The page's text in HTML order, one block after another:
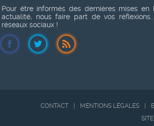
Pour être informés des dernières mises en
actualité, nous faire part de vos
réseaux sociaux !
CONTACT MENTIONS LÉGALES
SITE